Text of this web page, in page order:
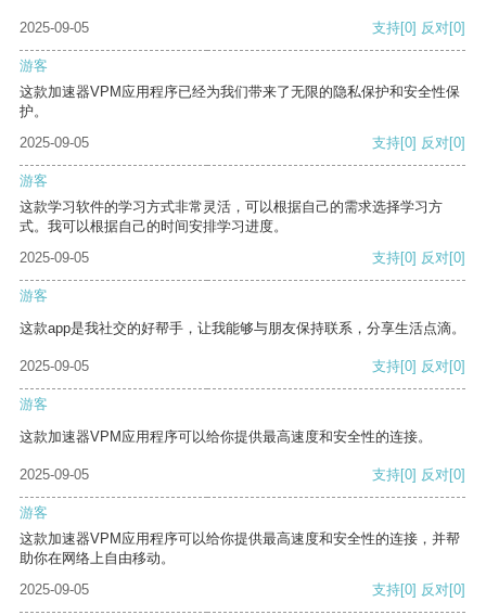
2025-09-05 支持[0] 反对[0]
游客
这款加速器VPM应用程序已经为我们带来了无限的隐私保护和安全性保
护。
2025-09-05
支持[0] 反对[0]
游客
这款学习软件的学习方式非常灵活，可以根据自己的需求选择学习方
式。我可以根据自己的时间安排学习进度。
2025-09-05
支持[0] 反对[0]
游客
这款app是我社交的好帮手，让我能够与朋友保持联系，分享生活点滴。
2025-09-05 支持[0] 反对[0]
游客
这款加速器VPM应用程序可以给你提供最高速度和安全性的连接。
2025-09-05 支持[0] 反对[0]
游客
这款加速器VPM应用程序可以给你提供最高速度和安全性的连接，并帮
助你在网络上自由移动。
2025-09-05
支持[0] 反对[0]